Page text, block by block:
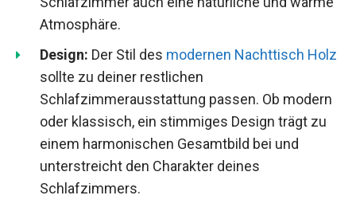
Atmosphäre.
Design: Der Stil des modernen Nachttisch Holz
sollte zu deiner restlichen
Schlafzimmerausstattung passen. Ob modern
oder klassisch, ein stimmiges Design trägt zu
einem harmonischen Gesamtbild bei und
unterstreicht den Charakter deines
Schlafzimmers.